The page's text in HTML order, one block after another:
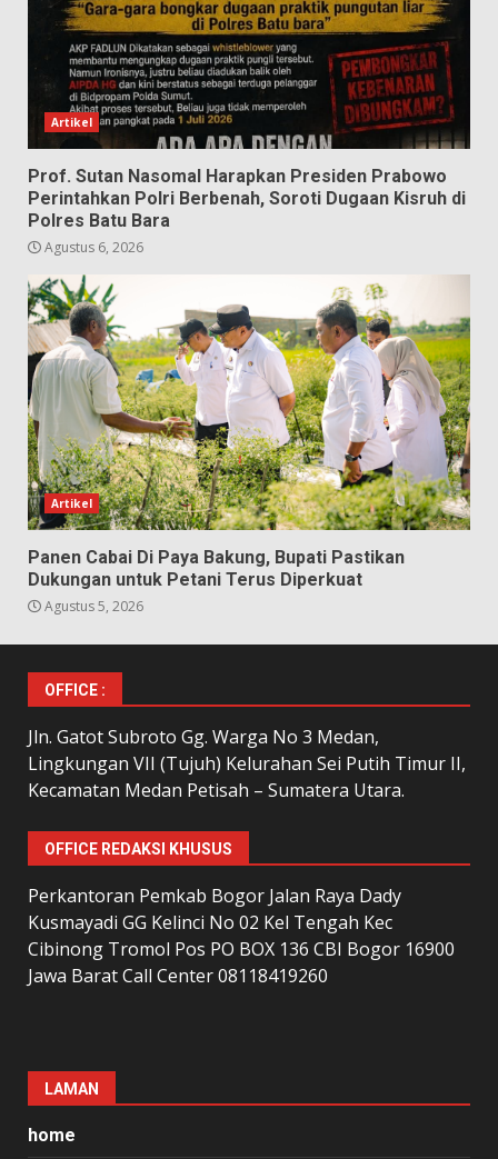
Artikel
Prof. Sutan Nasomal Harapkan Presiden Prabowo
Perintahkan Polri Berbenah, Soroti Dugaan Kisruh di
Polres Batu Bara
Agustus 6, 2026
Artikel
Panen Cabai Di Paya Bakung, Bupati Pastikan
Dukungan untuk Petani Terus Diperkuat
Agustus 5, 2026
OFFICE :
Jln. Gatot Subroto Gg. Warga No 3 Medan,
Lingkungan VII (Tujuh) Kelurahan Sei Putih Timur II,
Kecamatan Medan Petisah – Sumatera Utara.
OFFICE REDAKSI KHUSUS
Perkantoran Pemkab Bogor Jalan Raya Dady
Kusmayadi GG Kelinci No 02 Kel Tengah Kec
Cibinong Tromol Pos PO BOX 136 CBI Bogor 16900
Jawa Barat Call Center 08118419260
LAMAN
home